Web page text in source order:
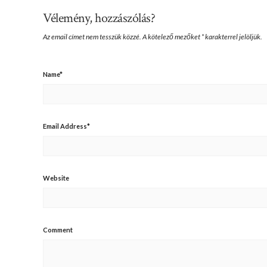
Vélemény, hozzászólás?
Az email címet nem tesszük közzé. A kötelező mezőket *karakterrel jelöljük.
Name*
Email Address*
Website
Comment